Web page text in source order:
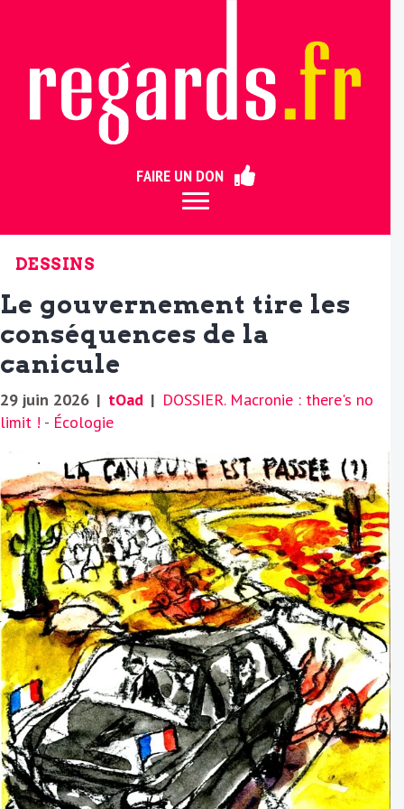
FAIRE UN DON
DESSINS
Le gouvernement tire les
conséquences de la
canicule
29 juin 2026 | tOad | DOSSIER. Macronie : there's no
limit ! - Écologie